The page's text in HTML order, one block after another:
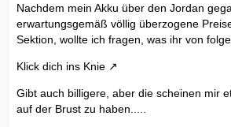
Nachdem mein Akku über den Jordan
erwartungsgemäß völlig überzogene
Sektion, wollte ich fragen, was ihr von
Klick dich ins Knie
Gibt auch billigere, aber die scheinen mir
auf der Brust zu haben.....